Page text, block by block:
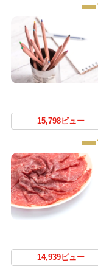
15,798ビュー
14,939ビュー